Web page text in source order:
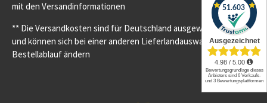
mit den Versandinformationen
** Die Versandkosten sind für Deutschland ausgewiesen
und können sich bei einer anderen Lieferlandauswahl im
Bestellablauf ändern